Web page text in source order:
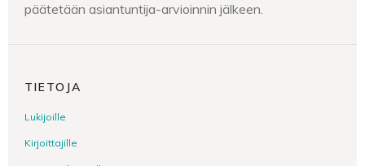
päätetään asiantuntija-arvioinnin jälkeen.
TIETOJA
Lukijoille
Kirjoittajille